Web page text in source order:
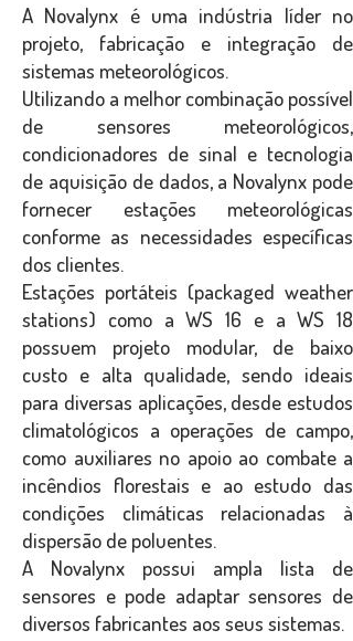
A Novalynx é uma indústria líder no
projeto, fabricação e integração de
sistemas meteorológicos.
Utilizando a melhor combinação possível
de sensores meteorológicos,
condicionadores de sinal e tecnologia
de aquisição de dados, a Novalynx pode
fornecer estações meteorológicas
conforme as necessidades específicas
dos clientes.
Estações portáteis (packaged weather
stations) como a WS 16 e a WS 18
possuem projeto modular, de baixo
custo e alta qualidade, sendo ideais
para diversas aplicações, desde estudos
climatológicos a operações de campo,
como auxiliares no apoio ao combate a
incêndios florestais e ao estudo das
condições climáticas relacionadas à
dispersão de poluentes.
A Novalynx possui ampla lista de
sensores e pode adaptar sensores de
diversos fabricantes aos seus sistemas.